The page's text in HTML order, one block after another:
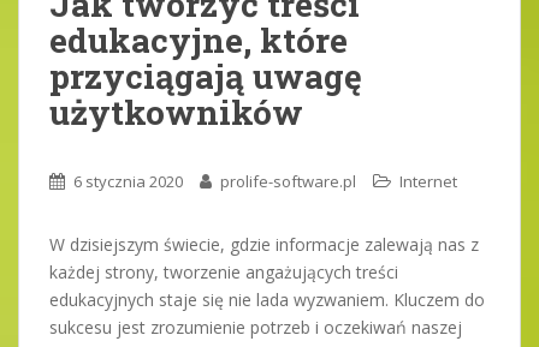
edukacyjne, które
przyciągają uwagę
użytkowników
6 stycznia 2020 prolife-software.pl Internet
W dzisiejszym świecie, gdzie informacje zalewają nas z
każdej strony, tworzenie angażujących treści
edukacyjnych staje się nie lada wyzwaniem. Kluczem do
sukcesu jest zrozumienie potrzeb i oczekiwań naszej